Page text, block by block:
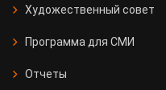
Художественный совет
Программа для СМИ
Отчеты